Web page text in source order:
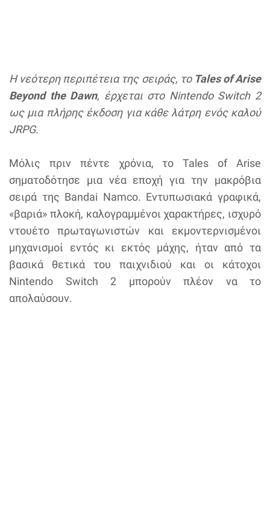
Η νεότερη περιπέτεια της σειράς, το Tales of Arise
Beyond the Dawn, έρχεται στο Nintendo Switch 2
ως μια πλήρης έκδοση για κάθε λάτρη ενός καλού
JRPG.
Μόλις πριν πέντε χρόνια, το Tales of Arise
σηματοδότησε μια νέα εποχή για την μακρόβια
σειρά της Bandai Namco. Εντυπωσιακά γραφικά,
«βαριά» πλοκή, καλογραμμένοι χαρακτήρες, ισχυρό
ντουέτο πρωταγωνιστών και εκμοντερνισμένοι
μηχανισμοί εντός κι εκτός μάχης, ήταν από τα
βασικά θετικά του παιχνιδιού και οι κάτοχοι
Nintendo Switch 2 μπορούν πλέον να το
απολαύσουν.